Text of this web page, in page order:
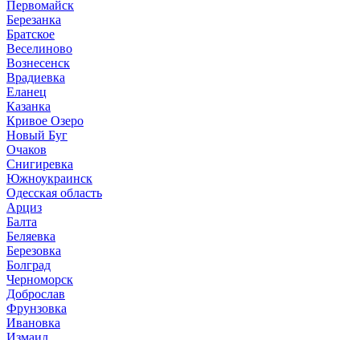
Первомайск
Березанка
Братское
Веселиново
Вознесенск
Врадиевка
Еланец
Казанка
Кривое Озеро
Новый Буг
Очаков
Снигиревка
Южноукраинск
Одесская область
Арциз
Балта
Беляевка
Березовка
Болград
Черноморск
Доброслав
Фрунзовка
Ивановка
Измаил